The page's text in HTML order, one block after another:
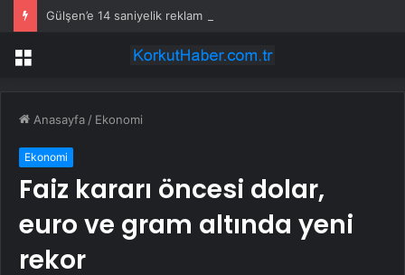
Gülşen’e 14 saniyelik reklam için rekor ücret
Menü
Anasayfa / Ekonomi
Ekonomi
Faiz kararı öncesi dolar,
euro ve gram altında yeni
rekor